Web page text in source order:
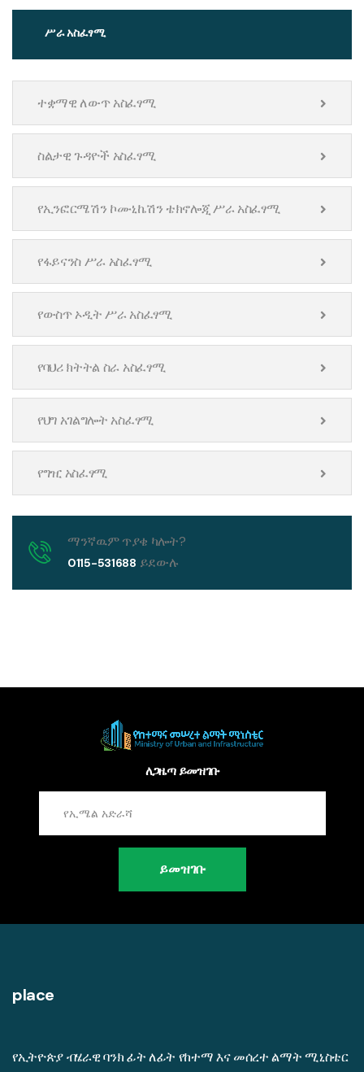
ሥራ አስፈፃሚ
ተቋማዊ ለውጥ አስፈፃሚ
ስልታዊ ጉዳዮች አስፈፃሚ
የኢንፎርሜሽን ኮሙኒኬሽን ቴክኖሎጂ ሥራ አስፈፃሚ
የፋይናንስ ሥራ አስፈፃሚ
የውስጥ ኦዲት ሥራ አስፈፃሚ
የባህሪ ክትትል ስራ አስፈፃሚ
የህግ አገልግሎት አስፈፃሚ
የግዢ አስፈፃሚ
ማንኛዉም ጥያቄ ካሎት?
0115-531688 ይደውሉ
ለጋዜጣ ይመዝገቡ
ይመዝገቡ
place
የኢትዮጵያ ብሄራዊ ባንክ ፊት ለፊት የከተማ እና መሰረተ ልማት ሚኒስቴር